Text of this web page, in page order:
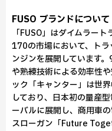
FUSO ブランドについて
「FUSO」はダイムラー
170の市場において、ト
ンジンを展開しています
や熟練技術による効率性
ック「キャンター」は世
しており、日本初の量産
ーバルに展開し、商用車
スローガン「Future